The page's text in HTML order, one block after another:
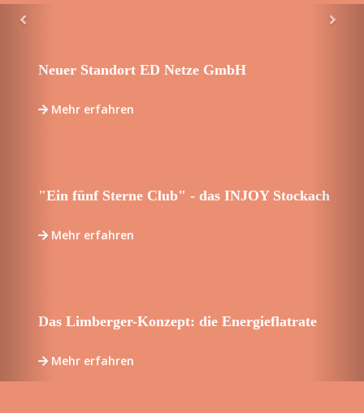
Neuer Standort ED Netze GmbH
Mehr erfahren
"Ein fünf Sterne Club" - das INJOY Stockach
Mehr erfahren
Das Limberger-Konzept: die Energieflatrate
Mehr erfahren